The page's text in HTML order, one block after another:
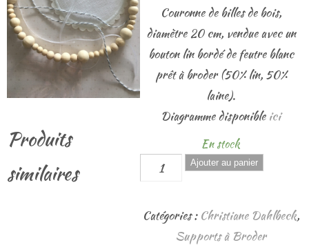
Couronne de billes de bois,
diamètre 20 cm, vendue avec un
bouton lin bordé de feutre blanc
prêt à broder (50% lin, 50%
laine).
Diagramme disponible ici
En stock
quantité
de
Billes
Ajouter au panier
Catégories : Christiane Dahlbeck,
Supports à Broder
Produits
similaires